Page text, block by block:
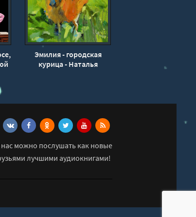
Эмилия - городская
курица - Наталья
можно послушать как новые
лучшими аудиокнигами!